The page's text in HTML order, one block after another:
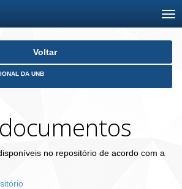
Voltar
DA UNB
no repositório de acordo com a